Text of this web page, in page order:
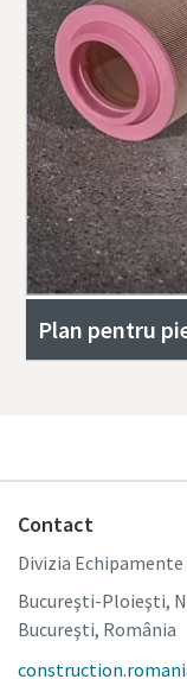
Plan pentru
Contact
Divizia
Bucureşti-Ploieşti,
Bucureşti, România